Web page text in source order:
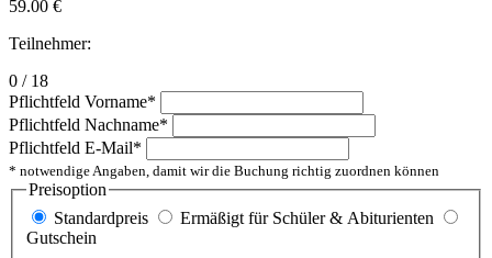
59.00 €
Teilnehmer:
0 / 18
Pflichtfeld Vorname*
Pflichtfeld Nachname*
Pflichtfeld E-Mail*
* notwendige Angaben, damit wir die Buchung richtig zuordnen können
Preisoption
Standardpreis
Ermäßigt für Schüler & Abiturienten
Gutschein